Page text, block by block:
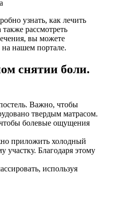
узнать, как лечить
рассмотреть
вы можете
на нашем портале.
снятии боли.
Важно, чтобы
твердым матрасом.
болевые ощущения
приложить холодный
участку. Благодаря этому
используя